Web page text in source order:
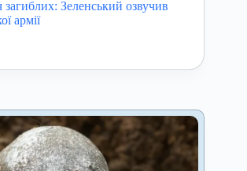
загиблих: Зеленський озвучив
армії